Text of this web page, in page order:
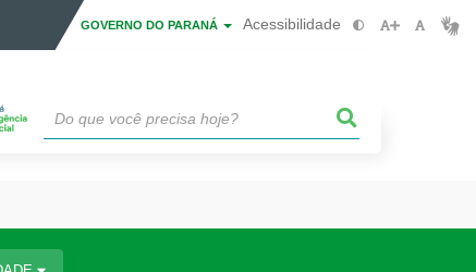
GOVERNO DO PARANÁ Acessibilidade